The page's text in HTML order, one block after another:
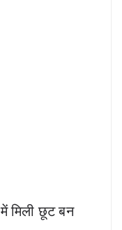
मिली छूट बन